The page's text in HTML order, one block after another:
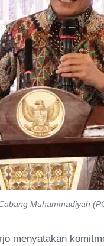
Muhammadiyah
menyatakan